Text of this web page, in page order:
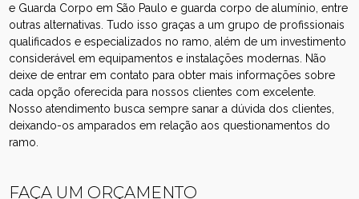
e Guarda Corpo em São Paulo e guarda corpo de alumínio, entre
outras alternativas. Tudo isso graças a um grupo de profissionais
qualificados e especializados no ramo, além de um investimento
considerável em equipamentos e instalações modernas. Não
deixe de entrar em contato para obter mais informações sobre
cada opção oferecida para nossos clientes com excelente.
Nosso atendimento busca sempre sanar a dúvida dos clientes,
deixando-os amparados em relação aos questionamentos do
ramo.
FAÇA UM ORÇAMENTO